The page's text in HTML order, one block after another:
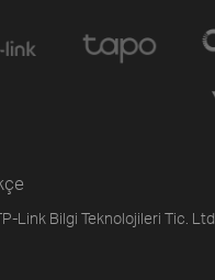
Link Bilgi Teknolojileri Tic.